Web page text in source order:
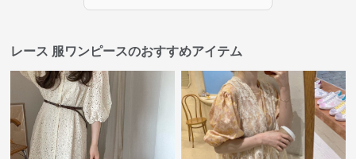
レース 服ワンピースのおすすめアイテム